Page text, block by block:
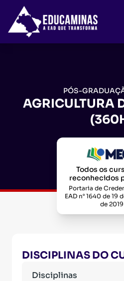
PÓS-
AGRICULTURA
Todos os
reconhecidos
Portaria de
EAD n° 1640 de 19
de 2019
DISCIPLINAS DO
Disciplinas